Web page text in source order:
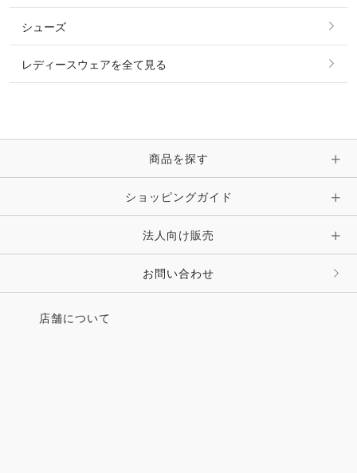
時計・財布・キーケース・革小物
キーホルダー・チャーム・ストラップ
その他 ファッション雑貨
ピアス・イヤリング
ピン・ブローチ・コサージュ
その他 アクセサリー
シューズ
レディースウェアを全て見る
商品を探す
ショッピングガイド
法人向け販売
お問い合わせ
店舗について